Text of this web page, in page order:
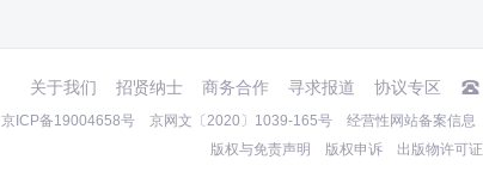
关于我们 招贤纳士 商务合作 寻求报道 协议专区
京ICP备19004658号 京网文〔2020〕1039-165号 经营性网站备案信息
版权与免责声明
版权申诉 出版物许可证